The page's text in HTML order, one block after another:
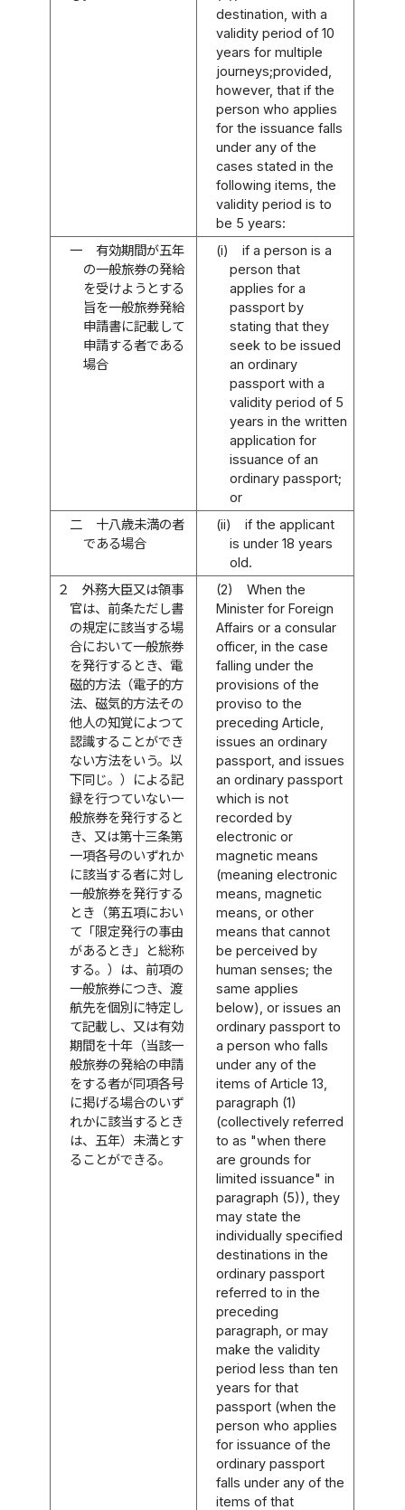
destination, with a
validity period of 10
years for multiple
journeys;provided,
however, that if the
person who applies
for the issuance falls
under any of the
cases stated in the
following items, the
validity period is to
be 5 years:
一
有効期間が五年
の一般旅券の発給
を受けようとする
旨を一般旅券発給
申請書に記載して
申請する者である
場合
(i)
if a person is a
person that
applies for a
passport by
stating that they
seek to be issued
an ordinary
passport with a
validity period of 5
years in the written
application for
issuance of an
ordinary passport;
or
二
十八歳未満の者
である場合
(ii)
if the applicant
is under 18 years
old.
２
外務大臣又は領事
官は、前条ただし書
の規定に該当する場
合において一般旅券
を発行するとき、電
磁的方法（電子的方
法、磁気的方法その
他人の知覚によつて
認識することができ
ない方法をいう。以
下同じ。）による記
録を行つていない一
般旅券を発行すると
き、又は第十三条第
一項各号のいずれか
に該当する者に対し
一般旅券を発行する
とき（第五項におい
て「限定発行の事由
があるとき」と総称
する。）は、前項の
一般旅券につき、渡
航先を個別に特定し
て記載し、又は有効
期間を十年（当該一
般旅券の発給の申請
をする者が同項各号
に掲げる場合のいず
れかに該当するとき
は、五年）未満とす
ることができる。
(2)
When the
Minister for Foreign
Affairs or a consular
officer, in the case
falling under the
provisions of the
proviso to the
preceding Article,
issues an ordinary
passport, and issues
an ordinary passport
which is not
recorded by
electronic or
magnetic means
(meaning electronic
means, magnetic
means, or other
means that cannot
be perceived by
human senses; the
same applies
below), or issues an
ordinary passport to
a person who falls
under any of the
items of Article 13,
paragraph (1)
(collectively referred
to as "when there
are grounds for
limited issuance" in
paragraph (5)), they
may state the
individually specified
destinations in the
ordinary passport
referred to in the
preceding
paragraph, or may
make the validity
period less than ten
years for that
passport (when the
person who applies
for issuance of the
ordinary passport
falls under any of the
items of that